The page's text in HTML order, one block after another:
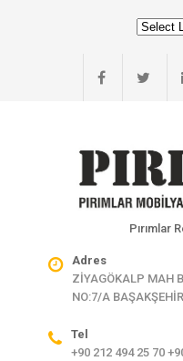
Pırımlar
Adres
ZİYAGÖKALP MAH
NO:7/A
Tel
+90 212 494 25 70